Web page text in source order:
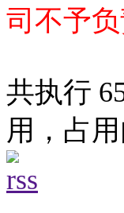
司不予负
共执行
用，占